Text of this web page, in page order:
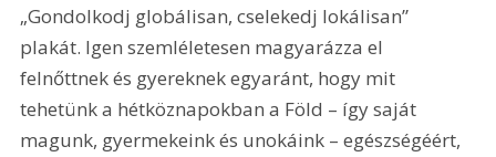
„Gondolkodj globálisan, cselekedj lokálisan”
plakát. Igen szemléletesen magyarázza el
felnőttnek és gyereknek egyaránt, hogy mit
tehetünk a hétköznapokban a Föld – így saját
magunk, gyermekeink és unokáink – egészségéért,